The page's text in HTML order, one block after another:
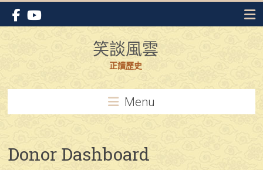
Skip
content
笑談風雲
正讀歷史
Menu
Donor Dashboard